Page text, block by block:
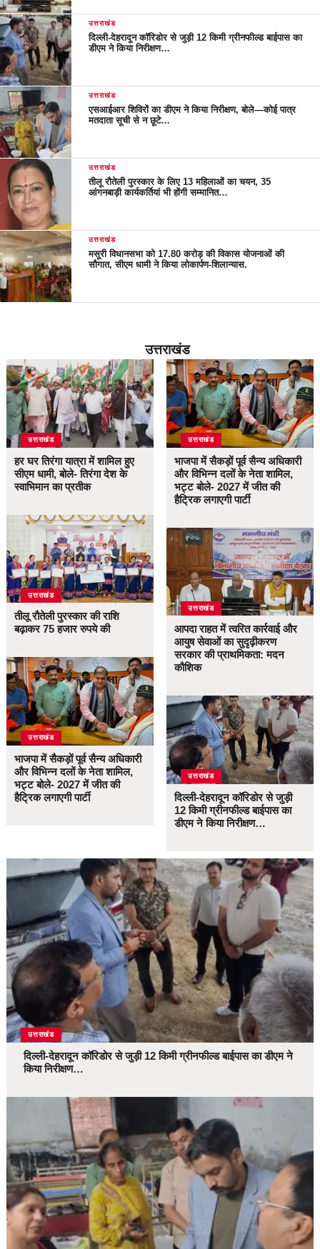
उत्तराखंड
दिल्ली-देहरादून कॉरिडोर से जुड़ी 12 किमी ग्रीनफील्ड बाईपास का
डीएम ने किया निरीक्षण…
उत्तराखंड
एसआईआर शिविरों का डीएम ने किया निरीक्षण, बोले—कोई पात्र
मतदाता सूची से न छूटे…
उत्तराखंड
तीलू रौतेली पुरस्कार के लिए 13 महिलाओं का चयन, 35
आंगनबाड़ी कार्यकर्तियां भी होंगी सम्मानित…
उत्तराखंड
मसूरी विधानसभा को 17.80 करोड़ की विकास योजनाओं की
सौगात, सीएम धामी ने किया लोकार्पण-शिलान्यास.
उत्तराखंड
उत्तराखंड
हर घर तिरंगा यात्रा में शामिल हुए
सीएम धामी, बोले- तिरंगा देश के
स्वाभिमान का प्रतीक
उत्तराखंड
तीलू रौतेली पुरस्कार की राशि
बढ़ाकर 75 हजार रुपये की
उत्तराखंड
भाजपा में सैकड़ों पूर्व सैन्य अधिकारी
और विभिन्न दलों के नेता शामिल,
भट्ट बोले- 2027 में जीत की
हैट्रिक लगाएगी पार्टी
उत्तराखंड
भाजपा में सैकड़ों पूर्व सैन्य अधिकारी
और विभिन्न दलों के नेता शामिल,
भट्ट बोले- 2027 में जीत की
हैट्रिक लगाएगी पार्टी
उत्तराखंड
आपदा राहत में त्वरित कार्रवाई और
आयुष सेवाओं का सुदृढ़ीकरण
सरकार की प्राथमिकता: मदन
कौशिक
उत्तराखंड
दिल्ली-देहरादून कॉरिडोर से जुड़ी
12 किमी ग्रीनफील्ड बाईपास का
डीएम ने किया निरीक्षण…
उत्तराखंड
दिल्ली-देहरादून कॉरिडोर से जुड़ी 12 किमी ग्रीनफील्ड बाईपास का डीएम ने
किया निरीक्षण…